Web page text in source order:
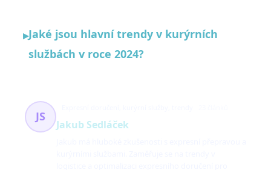
▸Jaké jsou hlavní trendy v kurýrních
službách v roce 2024?
JS
Jakub Sedláček